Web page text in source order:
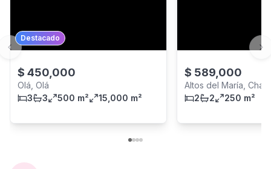
Destacado
$ 450,000
Olá, Olá
3
3 500 m² 15,000 m²
$ 589,000
Altos del María,
2
2 250 m²
Previous slide